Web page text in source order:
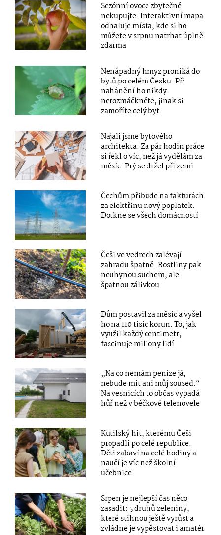
Sezónní ovoce zbytečně
nekupujte. Interaktivní mapa
odhaluje místa, kde si ho
můžete v srpnu natrhat úplně
zdarma
Nenápadný hmyz proniká do
bytů po celém Česku. Při
nahánění ho nikdy
nerozmáčkněte, jinak si
zamoříte celý byt
Najali jsme bytového
architekta. Za pár hodin práce
si řekl o víc, než já vydělám za
měsíc. Prý se držel při zemi
Čechům přibude na fakturách
za elektřinu nový poplatek.
Dotkne se všech domácností
Češi ve vedrech zalévají
zahradu špatně. Rostliny pak
neuhynou suchem, ale
špatnou zálivkou
Dům postavil za měsíc a vyšel
ho na 110 tisíc korun. To, jak
využil každý centimetr,
fascinuje miliony lidí
„Na co nemám peníze já,
nebude mít ani můj soused.“
Na vesnicích to občas vypadá
hůř než v béčkové telenovele
Kutilský hit, kterému Češi
propadli po celé republice.
Děti zabaví na celé hodiny a
naučí je víc než školní
učebnice
Srpen je nejlepší čas něco
zasadit: 5 druhů zeleniny,
které stihnou ještě vyrůst a
zvládne je vypěstovat i amatér